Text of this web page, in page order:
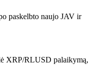
paskelbto naujo JAV ir
XRP/RLUSD palaikymą,